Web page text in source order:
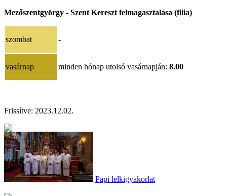
Mezőszentgyörgy - Szent Kereszt felmagasztalása (filia)
szombat -
vasárnap minden hónap utolsó vasárnapján: 8.00
Frissítve: 2023.12.02.
Papi lelkigyakorlat